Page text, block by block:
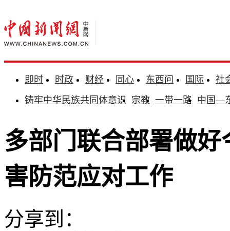
即时 时政 财经 同心 东西问 国际
社
铸牢中华民族共同体意识 宗教 一带一路 中国—
多部门联合部署做
害防范应对工作
分享到：